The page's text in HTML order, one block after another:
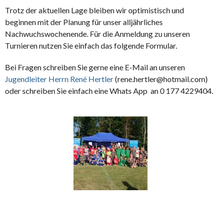
Trotz der aktuellen Lage bleiben wir optimistisch und
beginnen mit der Planung für unser alljährliches
Nachwuchswochenende. Für die Anmeldung zu unseren
Turnieren nutzen Sie einfach das folgende Formular.
Bei Fragen schreiben Sie gerne eine E-Mail an unseren
Jugendleiter Herrn René Hertler(rene.hertler@hotmail.com)
oder schreiben Sie einfach eine Whats App an 0 177 4229404.